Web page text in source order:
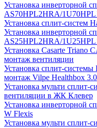
Установка инверторной
AS70HPL2HRA/
Установка сплит-систем
Установка инверторной
AS25HPL2HRA/
Установка Casarte Triano
монтаж вентиляции
Установка сплит-
монтаж Vilpe Healthbox
Установка мульти сплит-
вентиляции в ЖК Клевер
Установка инверторной
W Flexis
Установка мульти сплит-